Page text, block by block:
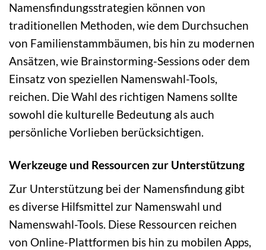
Namensfindungsstrategien können von
traditionellen Methoden, wie dem Durchsuchen
von Familienstammbäumen, bis hin zu modernen
Ansätzen, wie Brainstorming-Sessions oder dem
Einsatz von speziellen Namenswahl-Tools,
reichen. Die Wahl des richtigen Namens sollte
sowohl die kulturelle Bedeutung als auch
persönliche Vorlieben berücksichtigen.
Werkzeuge und Ressourcen zur Unterstützung
Zur Unterstützung bei der Namensfindung gibt
es diverse Hilfsmittel zur Namenswahl und
Namenswahl-Tools. Diese Ressourcen reichen
von Online-Plattformen bis hin zu mobilen Apps,